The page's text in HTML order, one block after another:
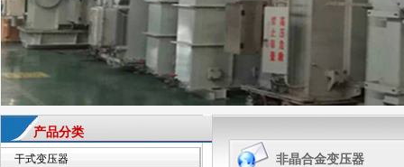
产品分类
干式变压器 非晶合金变压器